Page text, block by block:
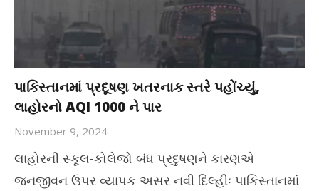
પાકિસ્તાનમાં પ્રદૂષણ ખતરનાક સ્તરે પહોંચ્યું,
લાહોરનો AQI 1000 ને પાર
November 9, 2024
લાહોરની સ્કૂલ-કોલેજો બંધ પ્રદુષણને કારણએ
જનજીવન ઉપર વ્યાપક અસર નવી દિલ્હીઃ પાકિસ્તાનમાં